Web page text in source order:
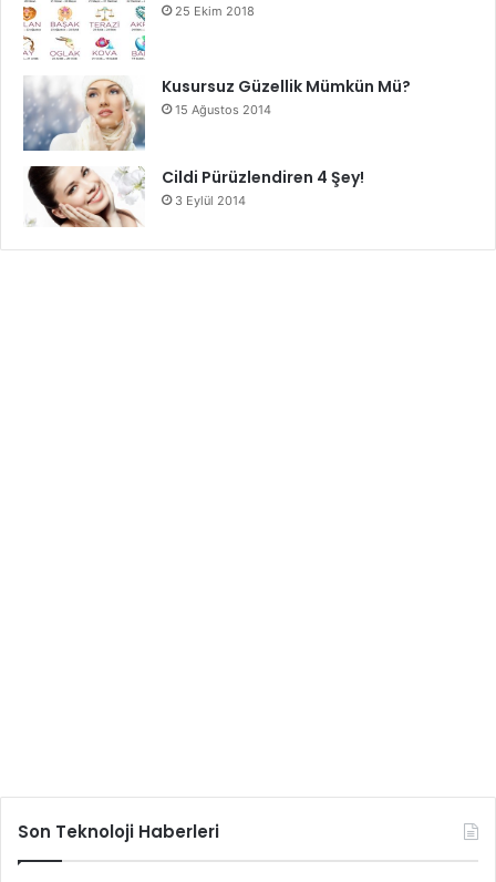
25 Ekim 2018
Kusursuz Güzellik Mümkün Mü?
15 Ağustos 2014
Cildi Pürüzlendiren 4 Şey!
3 Eylül 2014
Son Teknoloji Haberleri